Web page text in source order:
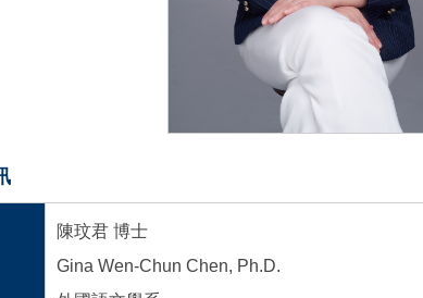
陳玟君 博士
Gina Wen-Chun Chen, Ph.D.